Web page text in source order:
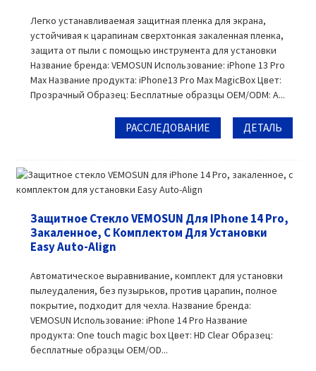
Легко устанавливаемая защитная пленка для экрана,
устойчивая к царапинам сверхтонкая закаленная пленка,
защита от пыли с помощью инструмента для установки
Название бренда: VEMOSUN Использование: iPhone 13 Pro
Max Название продукта: iPhone13 Pro Max MagicBox Цвет:
Прозрачный Образец: Бесплатные образцы OEM/ODM: A...
РАССЛЕДОВАНИЕ ДЕТАЛЬ
Защитное Стекло VEMOSUN Для IPhone 14 Pro,
Закаленное, С Комплектом Для Установки
Easy Auto-Align
Автоматическое выравнивание, комплект для установки
пылеудаления, без пузырьков, против царапин, полное
покрытие, подходит для чехла. Название бренда:
VEMOSUN Использование: iPhone 14 Pro Название
продукта: One touch magic box Цвет: HD Clear Образец:
бесплатные образцы OEM/OD...